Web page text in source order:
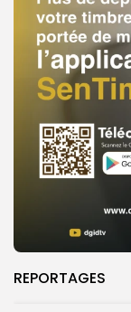
REPORTAGES